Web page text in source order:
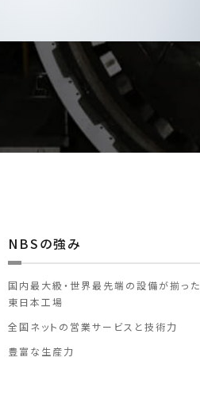
NBSの強み
国内最大級・世界最先端の設備が揃った
東日本工場
全国ネットの営業サービスと技術力
豊富な生産力